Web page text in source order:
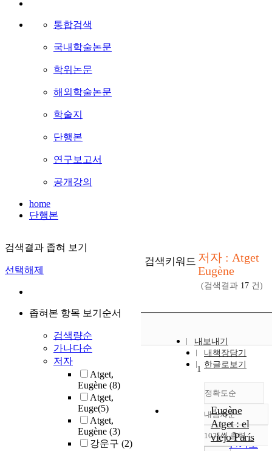
통합검색
국내학술논문
학위논문
해외학술논문
학술지
단행본
연구보고서
공개강의
home
단행본
검색결과 좁혀 보기
선택해제
좁혀본 항목 보기순서
검색량순
가나다순
저자
Atget,
Eugène (8)
Atget,
Euge(5)
Atget,
Eugène (3)
강운구 (2)
검색키워드 저자 : Atget
Eugène
(검색결과 17 건)
내보내기
내책장담기
한글로보기
정확도순
정확도
순
인기도
내림차순
내림차순
10개씩 출력
1
Eugène
Atget : el
viejo París